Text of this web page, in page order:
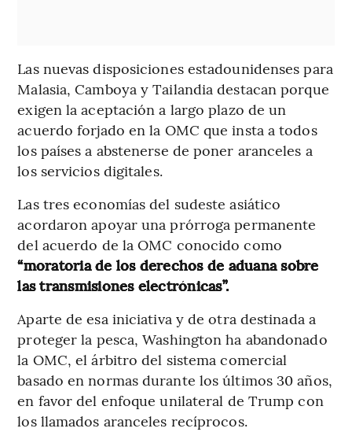
Las nuevas disposiciones estadounidenses para
Malasia, Camboya y Tailandia destacan porque
exigen la aceptación a largo plazo de un
acuerdo forjado en la OMC que insta a todos
los países a abstenerse de poner aranceles a
los servicios digitales.
Las tres economías del sudeste asiático
acordaron apoyar una prórroga permanente
del acuerdo de la OMC conocido como
“moratoria de los derechos de aduana sobre
las transmisiones electrónicas”.
Aparte de esa iniciativa y de otra destinada a
proteger la pesca, Washington ha abandonado
la OMC, el árbitro del sistema comercial
basado en normas durante los últimos 30 años,
en favor del enfoque unilateral de Trump con
los llamados aranceles recíprocos.